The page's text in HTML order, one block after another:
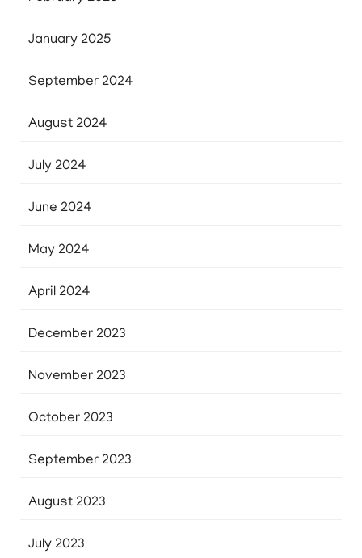
January 2025
September 2024
August 2024
July 2024
June 2024
May 2024
April 2024
December 2023
November 2023
October 2023
September 2023
August 2023
July 2023